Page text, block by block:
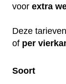
voor extra
Deze
of per
Soort